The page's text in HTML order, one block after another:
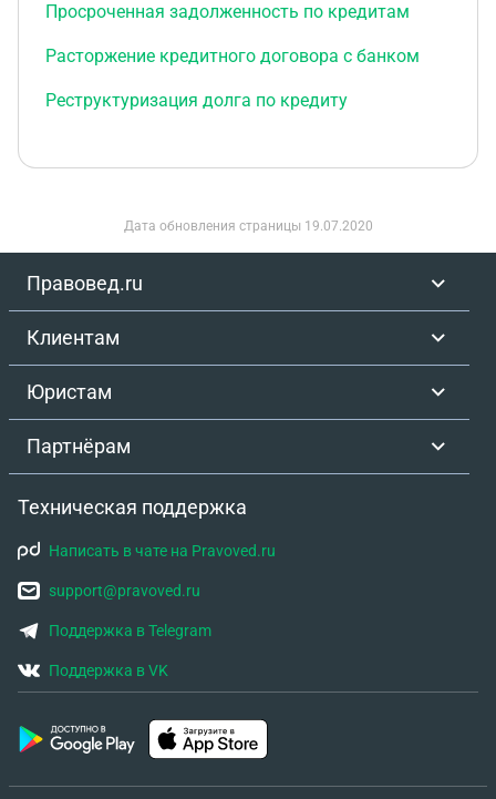
Просроченная задолженность по кредитам
Расторжение кредитного договора с банком
Реструктуризация долга по кредиту
Дата обновления страницы 19.07.2020
Правовед.ru
Клиентам
Юристам
Партнёрам
Техническая поддержка
Написать в чате на Pravoved.ru
support@pravoved.ru
Поддержка в Telegram
Поддержка в VK